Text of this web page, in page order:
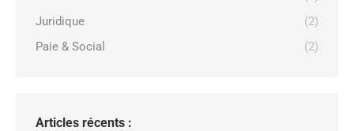
Juridique
(2)
Paie & Social
(2)
Articles récents :